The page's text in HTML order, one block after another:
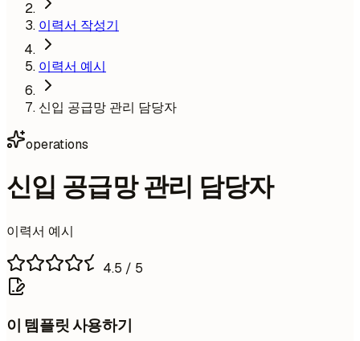
이력서 작성기
이력서 예시
신입 공급망 관리 담당자
operations
신입 공급망 관리 담당자
이력서 예시
4.5 / 5
이 템플릿 사용하기